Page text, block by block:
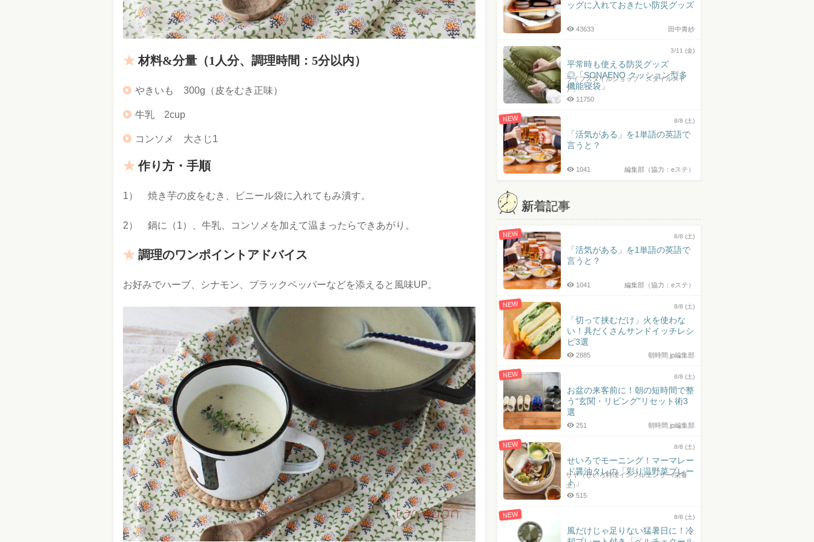
材料&分量（1人分、 調理時間：5分以内）
やきいも 300g（皮をむき正味）
牛乳 2cup
コンソメ 大さじ1
作り方・手順
1） 焼き芋の皮をむき、ビニール袋に入れてもみ潰す。
2） 鍋に（1）、牛乳、コンソメを加えて温まったらできあがり。
調理のワンポイントアドバイス
お好みでハーブ、シナモン、ブラックペッパーなどを添えると風味UP。
ッグに入れておきたい防災グッズ
田中青紗
43633
3/11 (金)
平常時も使える防災グッズ
◎「SONAENO クッション型多
機能寝袋」
ライフスタイルショップ「スタイルスト
ア」
11750
NEW 8/8 (土)
「活気がある」を1単語の英語で
言うと？
編集部（協力：eステ）
1041
新着記事
NEW 8/8 (土)
「活気がある」を1単語の英語で
言うと？
編集部（協力：eステ）
1041
NEW 8/8 (土)
「切って挟むだけ」火を使わな
い！具だくさんサンドイッチレシ
ピ3選
朝時間.jp編集部
2885
NEW 8/8 (土)
お盆の来客前に！朝の短時間で整
う“玄関・リビング”リセット術3
選
朝時間.jp編集部
251
NEW 8/8 (土)
せいろでモーニング！マーマレー
ド醤油タレの「彩り温野菜プレー
ト」
サヤ（せいろ料理インフルエンサー/栄養
士）
515
NEW 8/8 (土)
風だけじゃ足りない猛暑日に！冷